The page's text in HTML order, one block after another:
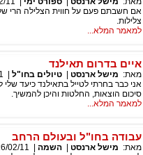
אם חשבתם פעם על חווית הצלילה הרי
צלילות.
למאמר המלא...
איים בדרום תאילנד
מאת: מישל ארנסט טיולים בחו"ל
אני כבר בחרתי לטייל בתאילנד כיעד
סיכום הוצאות, החלטות והיכן להמשיך.
למאמר המלא...
עבודה בחו"ל ובעולם הרחב
מאת: מישל ארנסט השמה 02/11